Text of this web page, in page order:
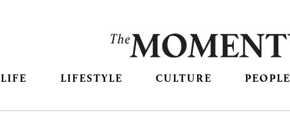
LIFE LIFESTYLE CULTURE PEOPLE